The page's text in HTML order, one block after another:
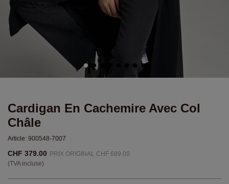
Cardigan En Cachemire Avec Col
Châle
Article: 900548-7007
CHF 379.00 PRIX ORIGINAL CHF 689.00
(TVA incluse)